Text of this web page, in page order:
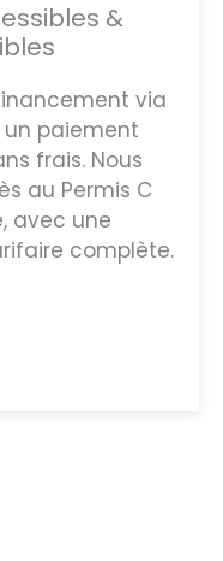
&
via
un paiement
frais. Nous
au Permis C
avec une
complète.